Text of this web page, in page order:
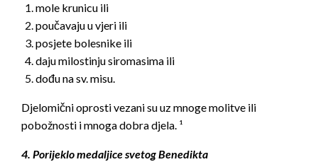
mole krunicu ili
poučavaju u vjeri ili
posjete bolesnike ili
daju milostinju siromasima ili
dođu na sv. misu.
Djelomični oprosti vezani su uz mnoge molitve ili
pobožnosti i mnoga dobra djela. ¹
4. Porijeklo medaljice svetog Benedikta